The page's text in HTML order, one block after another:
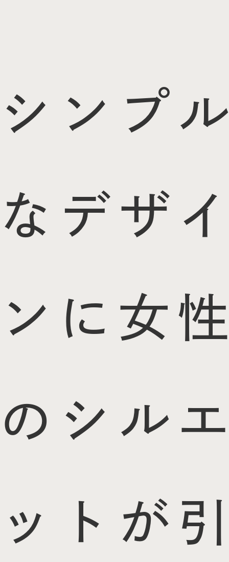
シンプル
なデザイ
ンに女性
のシルエ
ットが引